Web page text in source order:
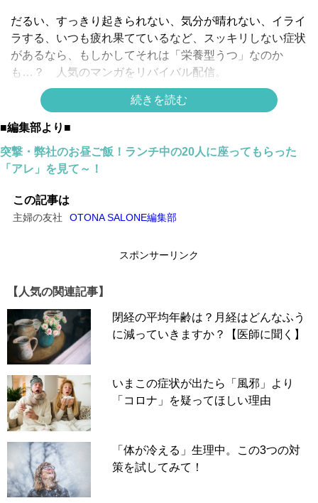
だるい、すっきり起きられない、気分が晴れない、イライ
ラする、いつも疲れ果てているなど、スッキリしない症状
があるなら、もしかしてそれは「栄養型うつ」なのか
も…？ 人気のマンガをリバイバル配信。
この連載の一覧 続きを読む
■編集部より■
突撃・弊社のお昼ご飯！ランチ中の20人に座ってもらった
「アレ」を見て～！
この記事は
主婦の友社 OTONA SALONE編集部
スポンサーリンク
【人気の関連記事】
閉経の平均年齢は？月経はどんなふう
に減っていきますか？【医師に聞く】
いまこの症状が出たら「風邪」より
「コロナ」を疑ってほしい理由
「体が冷える」生理中。この3つの対
策を試してみて！